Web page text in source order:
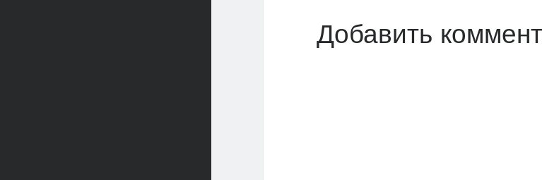
Добавить